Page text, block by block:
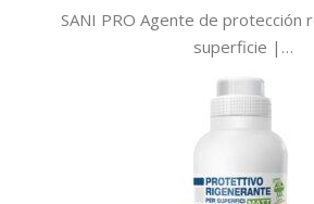
SANI PRO Agente de protección
superficie |…